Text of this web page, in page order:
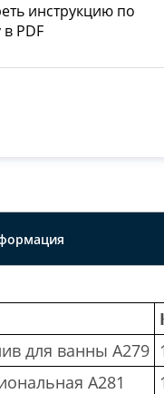
инструкцию по
PDF
для ванны A279
A281